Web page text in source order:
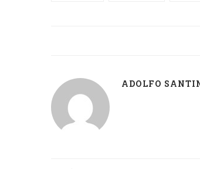
ADOLFO